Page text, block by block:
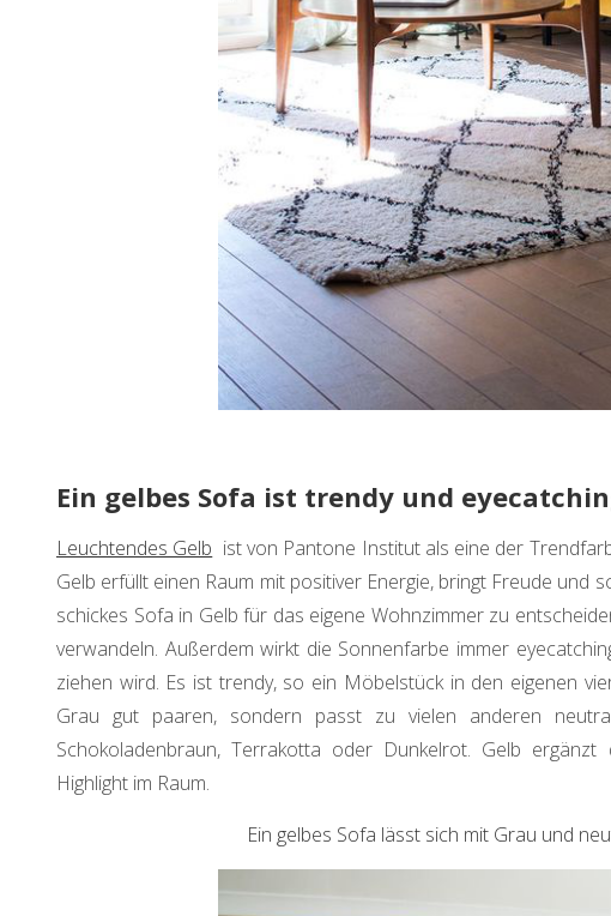
Ein gelbes Sofa ist trendy und
Leuchtendes Gelb ist von Pantone Institut als eine der
Gelb erfüllt einen Raum mit positiver Energie, bringt Freude und
schickes Sofa in Gelb für das eigene Wohnzimmer zu
verwandeln. Außerdem wirkt die Sonnenfarbe immer
ziehen wird. Es ist trendy, so ein Möbelstück in den eigenen
Grau gut paaren, sondern passt zu vielen anderen
Schokoladenbraun, Terrakotta oder Dunkelrot. Gelb
Highlight im Raum.
Ein gelbes Sofa lässt sich mit Grau und